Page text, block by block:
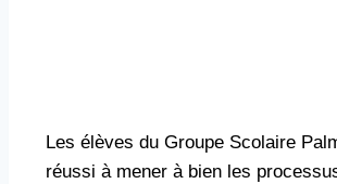
Les élèves du Groupe Scolaire
réussi à mener à bien les